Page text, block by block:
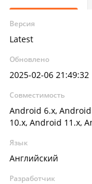
Версия
Latest
Обновлено
2025-02-06 21:49:32
Совместимость
Android 6.x,
10.x, Android 11.x,
Язык
Английский
Разработчик